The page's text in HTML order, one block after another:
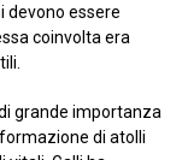
devono essere
coinvolta era
grande importanza
di atolli